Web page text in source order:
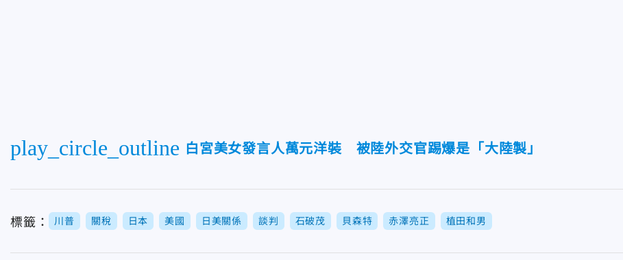
play_circle_outline 白宮美女發言人萬元洋裝 被陸外交官踢爆是「大陸製」
標籤： 川普 關稅 日本 美國 日美關係 談判 石破茂 貝森特 赤澤亮正 植田和男